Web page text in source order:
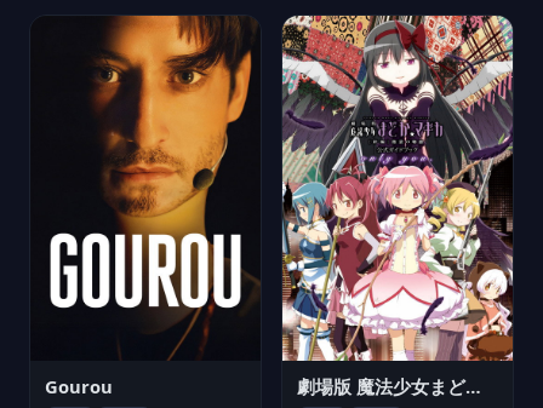
Gourou 劇場版 魔法少女まどか☆マギカ[新編]叛逆の物語